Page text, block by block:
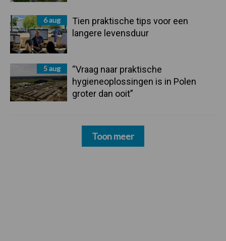
6 aug
Tien praktische tips voor een
langere levensduur
5 aug
“Vraag naar praktische
hygieneoplossingen is in Polen
groter dan ooit”
Toon meer